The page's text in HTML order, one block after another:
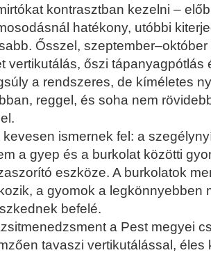
kontrasztban kezelni –
hatékony, utóbbi
Ősszel,
vertikutálás, őszi
a rendszeres, de kíméletes
reggel, és soha nem
kevesen ismernek fel: a
a gyep és a burkolat közötti
eszköze. A burkolatok
a gyomok a legkönnyebben
befelé.
a Pest megyei
tavaszi vertikutálással,